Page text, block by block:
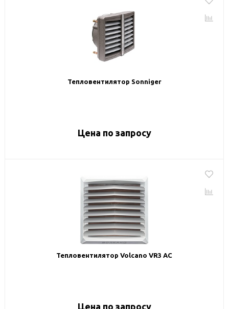
Тепловентилятор Sonniger
Цена по запросу
Тепловентилятор Volcano VR3 AC
Цена по запросу